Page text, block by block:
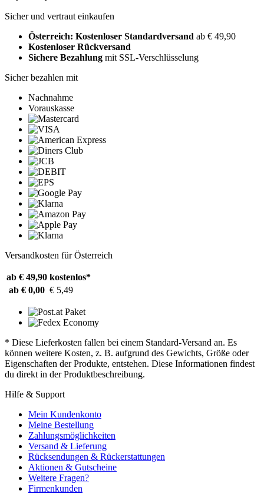
Sicher und vertraut einkaufen
Österreich: Kostenloser Standardversand ab € 49,90
Kostenloser Rückversand
Sichere Bezahlung mit SSL-Verschlüsselung
Sicher bezahlen mit
Nachnahme
Vorauskasse
Versandkosten für Österreich
ab € 49,90 kostenlos*
ab € 0,00 € 5,49
* Diese Lieferkosten fallen bei einem Standard-Versand an. Es
können weitere Kosten, z. B. aufgrund des Gewichts, Größe oder
Eigenschaften der Produkte, entstehen. Diese Informationen findest
du direkt in der Produktbeschreibung.
Hilfe & Support
Mein Kundenkonto
Meine Bestellung
Zahlungsmöglichkeiten
Versand & Lieferung
Rücksendungen & Rückerstattungen
Aktionen & Gutscheine
Weitere Fragen?
Firmenkunden